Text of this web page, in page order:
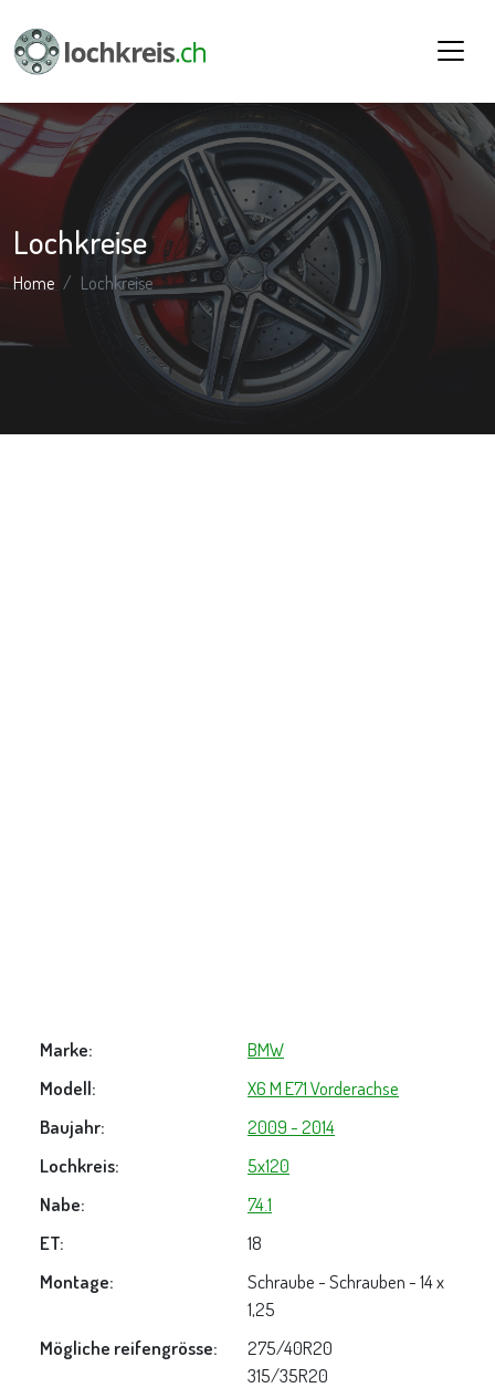
Lochkreise
Home Lochkreise
Marke:
BMW
Modell:
X6 M E71 Vorderachse
Baujahr:
2009 - 2014
Lochkreis:
5x120
Nabe:
74.1
ET:
18
Montage:
Schraube - Schrauben - 14 x
1,25
Mögliche reifengrösse:
275/40R20
315/35R20